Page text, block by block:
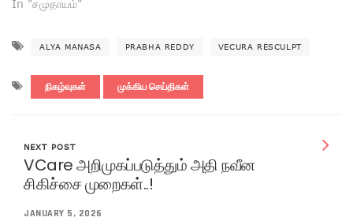
In "சமுதாயம்"
ALYA MANASA PRABHA REDDY VECURA RESCULPT
நிகழ்வுகள் முக்கிய செய்திகள்
NEXT POST
VCare அறிமுகப்படுத்தும் அதி நவீன
சிகிச்சை முறைகள்..!
JANUARY 5, 2026